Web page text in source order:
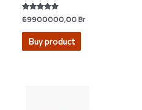
Rated
5.00
out of 5
69900000,00Br
Buy product